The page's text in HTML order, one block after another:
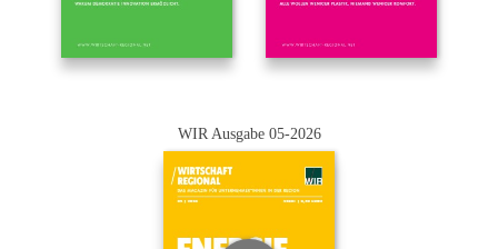
WIR Ausgabe 05-2026